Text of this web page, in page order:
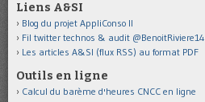
Liens A&SI
Blog du projet AppliConso II
Fil twitter technos & audit @BenoitRiviere14
Les articles A&SI (flux RSS) au format PDF
Outils en ligne
Calcul du barème d'heures CNCC en ligne